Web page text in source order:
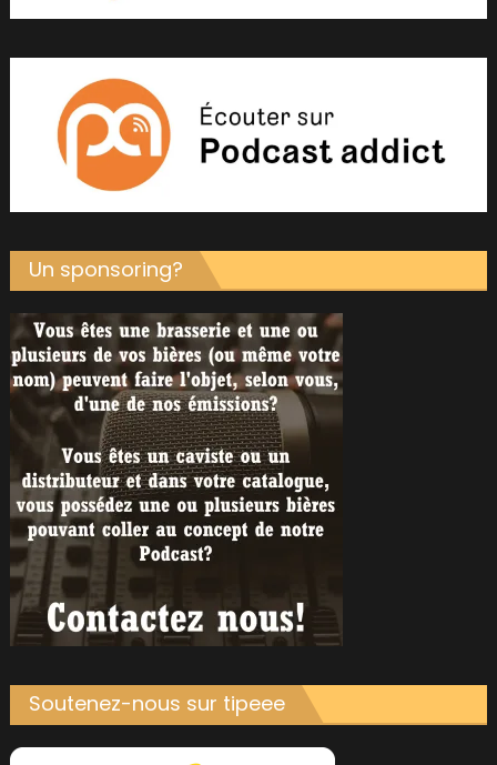
Un sponsoring?
Soutenez-nous sur tipeee